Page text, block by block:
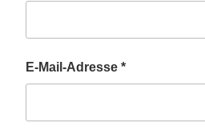
E-Mail-Adresse *